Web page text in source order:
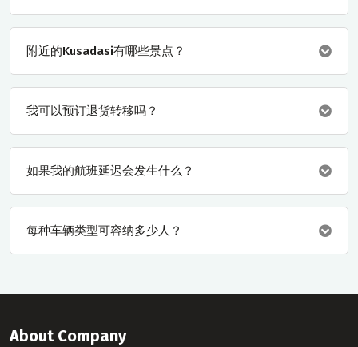
附近的Kusadasi有哪些景点？
我可以预订退货转移吗？
如果我的航班延迟会发生什么？
每种车辆类型可容纳多少人？
About Company